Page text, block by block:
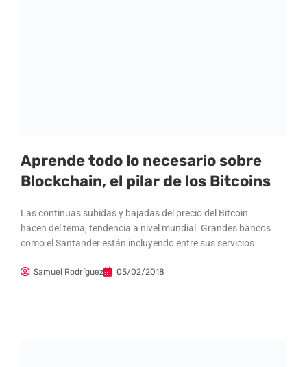
Aprende todo lo necesario sobre
Blockchain, el pilar de los Bitcoins
Las continuas subidas y bajadas del precio del Bitcoin
hacen del tema, tendencia a nivel mundial. Grandes bancos
como el Santander están incluyendo entre sus servicios
Samuel Rodríguez 05/02/2018